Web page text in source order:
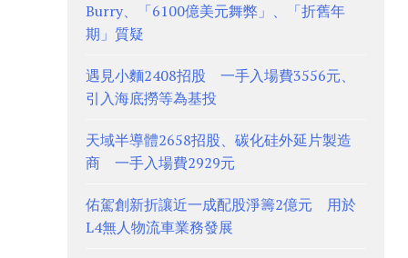
Burry、「6100億美元舞弊」、「折舊年
期」質疑
遇見小麵2408招股 一手入場費3556元、
引入海底撈等為基投
天域半導體2658招股、碳化硅外延片製造
商 一手入場費2929元
佑駕創新折讓近一成配股淨籌2億元 用於
L4無人物流車業務發展